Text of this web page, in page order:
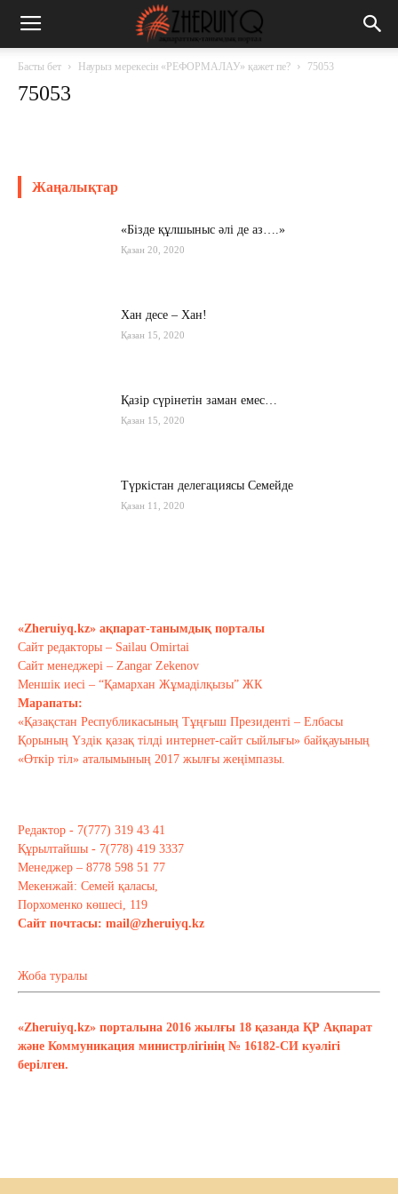
Басты бет Наурыз мерекесін «РЕФОРМАЛАУ» қажет пе? 75053
75053
Жаңалықтар
«Бізде құлшыныс әлі де аз….»
Қазан 20, 2020
Хан десе – Хан!
Қазан 15, 2020
Қазір сүрінетін заман емес…
Қазан 15, 2020
Түркістан делегациясы Семейде
Қазан 11, 2020
Тағы оқу
«Zheruiyq.kz» ақпарат-танымдық порталы
Сайт редакторы – Sailau Omirtai
Сайт менеджері – Zangar Zekenov
Меншік иесі – “Қамархан Жұмаділқызы” ЖК
Марапаты:
«Қазақстан Республикасының Тұңғыш Президенті – Елбасы
Қорының Үздік қазақ тілді интернет-сайт сыйлығы» байқауының
«Өткір тіл» аталымының 2017 жылғы жеңімпазы.
Редактор - 7(777) 319 43 41
Құрылтайшы - 7(778) 419 3337
Менеджер – 8778 598 51 77
Мекенжай: Семей қаласы,
Порхоменко көшесі, 119
Сайт почтасы: mail@zheruiyq.kz
Жоба туралы
«Zheruiyq.kz» порталына 2016 жылғы 18 қазанда ҚР Ақпарат
және Коммуникация министрлігінің № 16182-СИ куәлігі
берілген.